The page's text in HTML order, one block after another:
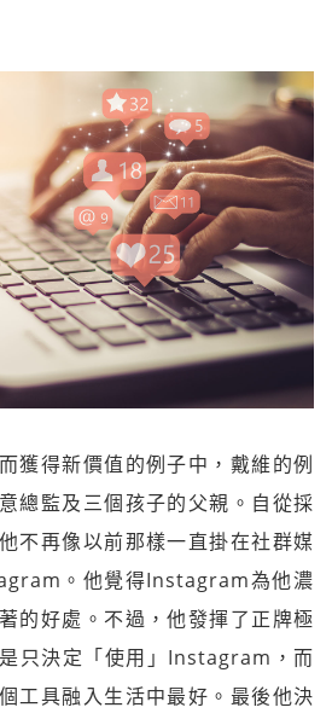
獲得新價值的例子中，戴維的例
總監及三個孩子的父親。自從採
不再像以前那樣一直掛在社群媒
。他覺得Instagram為他濃
的好處。不過，他發揮了正牌極
只決定「使用」Instagram，而
工具融入生活中最好。最後他決